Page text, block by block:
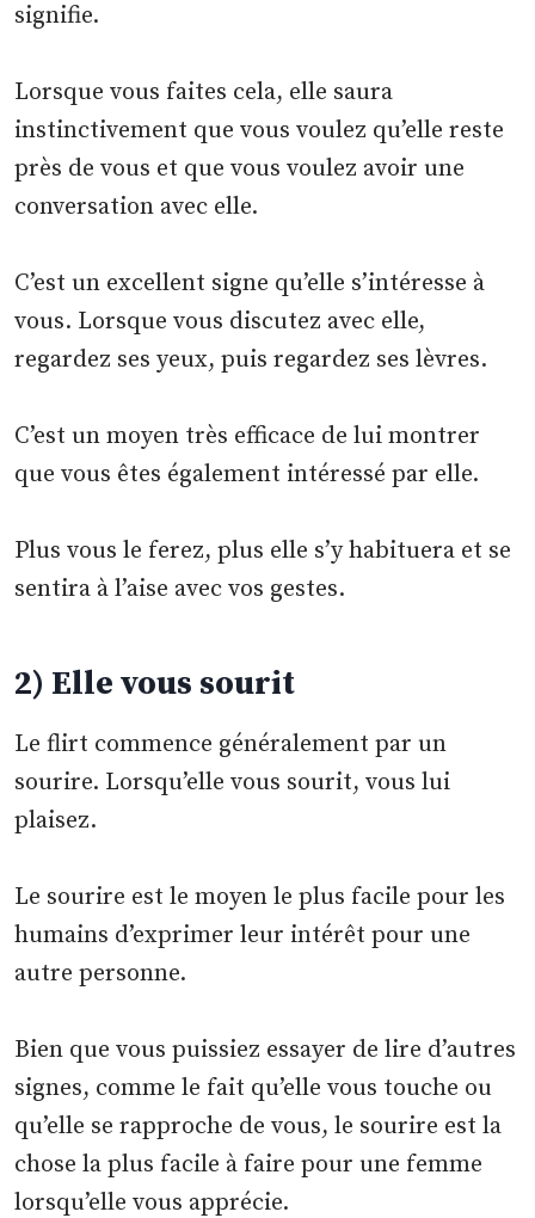
signifie.
Lorsque vous faites cela, elle saura
instinctivement que vous voulez qu’elle reste
près de vous et que vous voulez avoir une
conversation avec elle.
C’est un excellent signe qu’elle s’intéresse à
vous. Lorsque vous discutez avec elle,
regardez ses yeux, puis regardez ses lèvres.
C’est un moyen très efficace de lui montrer
que vous êtes également intéressé par elle.
Plus vous le ferez, plus elle s’y habituera et se
sentira à l’aise avec vos gestes.
2) Elle vous sourit
Le flirt commence généralement par un
sourire. Lorsqu’elle vous sourit, vous lui
plaisez.
Le sourire est le moyen le plus facile pour les
humains d’exprimer leur intérêt pour une
autre personne.
Bien que vous puissiez essayer de lire d’autres
signes, comme le fait qu’elle vous touche ou
qu’elle se rapproche de vous, le sourire est la
chose la plus facile à faire pour une femme
lorsqu’elle vous apprécie.